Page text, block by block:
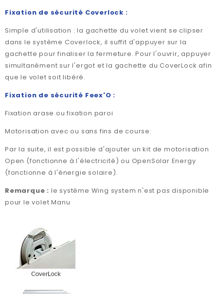
Fixation de sécurité Coverlock :
Simple d'utilisation : la gachette du volet vient se clipser
dans le système Coverlock, il suffit d'appuyer sur la
gachette pour finaliser la fermeture. Pour l'ouvrir, appuyer
simultanément sur l'ergot et la gachette du CoverLock afin
que le volet soit libéré.
Fixation de sécurité Feex'O :
Fixation arase ou fixation paroi
Motorisation avec ou sans fins de course:
Par la suite, il est possible d'ajouter un kit de motorisation
Open (fonctionne à l'électricité) ou OpenSolar Energy
(fonctionne à l'énergie solaire).
Remarque : le système Wing system n'est pas disponible
pour le volet Manu